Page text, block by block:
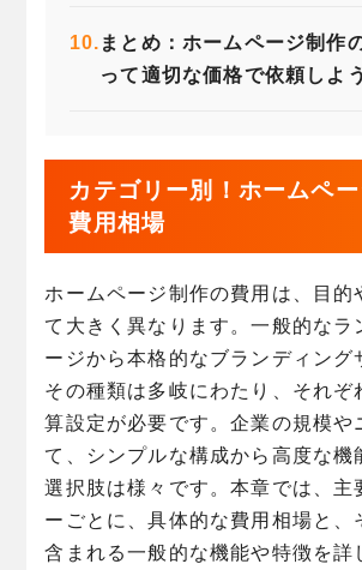
10. まとめ：ホームページ制作
って適切な価格で依頼しよう
カテゴリー別！ホームペ
費用相場
ホームページ制作の費用は、目的
て大きく異なります。一般的なラ
ージから本格的なブランディング
その種類は多岐にわたり、それぞ
算設定が必要です。企業の規模や
て、シンプルな構成から高度な機
選択肢は様々です。本章では、主
ーごとに、具体的な費用相場と、
含まれる一般的な機能や特徴を詳